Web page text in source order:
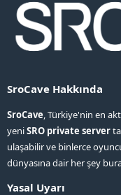
SroCave Hakkında
SroCave, Türkiye'nin en
yeniSRO private server
ulaşabilir ve binlerce
dünyasına dair her şey
Yasal Uyarı